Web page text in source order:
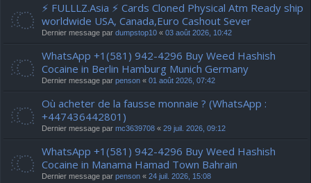
⚡ FULLLZ.Asia ⚡ Cards Cloned Physical Atm Ready ship
worldwide USA, Canada,Euro Cashout Sever
Dernier message par dumpstop10 « 03 août 2026, 10:42
WhatsApp +1(581) 942-4296 Buy Weed Hashish
Cocaine in Berlin Hamburg Munich Germany
Dernier message par penson « 01 août 2026, 07:42
Où acheter de la fausse monnaie ? (WhatsApp :
+447436442801)
Dernier message par mc3639708 « 29 juil. 2026, 09:12
WhatsApp +1(581) 942-4296 Buy Weed Hashish
Cocaine in Manama Hamad Town Bahrain
Dernier message par penson « 24 juil. 2026, 15:08